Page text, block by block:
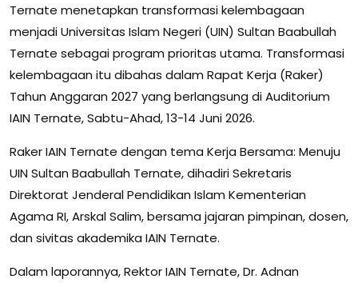
Ternate menetapkan transformasi kelembagaan
menjadi Universitas Islam Negeri (UIN) Sultan Baabullah
Ternate sebagai program prioritas utama. Transformasi
kelembagaan itu dibahas dalam Rapat Kerja (Raker)
Tahun Anggaran 2027 yang berlangsung di Auditorium
IAIN Ternate, Sabtu-Ahad, 13-14 Juni 2026.
Raker IAIN Ternate dengan tema Kerja Bersama: Menuju
UIN Sultan Baabullah Ternate, dihadiri Sekretaris
Direktorat Jenderal Pendidikan Islam Kementerian
Agama RI, Arskal Salim, bersama jajaran pimpinan, dosen,
dan sivitas akademika IAIN Ternate.
Dalam laporannya, Rektor IAIN Ternate, Dr. Adnan